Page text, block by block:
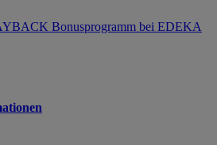
Bonusprogramm bei EDEKA